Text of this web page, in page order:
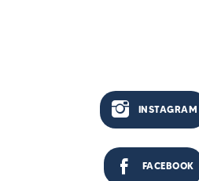
INSTAGRAM
FACEBOOK